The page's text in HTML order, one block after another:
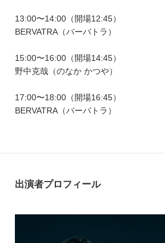
13:00〜14:00（開場12:45）
BERVATRA（バーバトラ）
15:00〜16:00（開場14:45）
野中克哉（のなか かつや）
17:00〜18:00（開場16:45）
BERVATRA（バーバトラ）
出演者プロフィール